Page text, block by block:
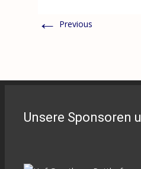
← Previous
Unsere Sponsoren